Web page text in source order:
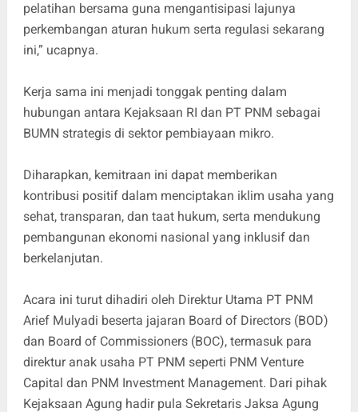
pelatihan bersama guna mengantisipasi lajunya
perkembangan aturan hukum serta regulasi sekarang
ini,” ucapnya.
Kerja sama ini menjadi tonggak penting dalam
hubungan antara Kejaksaan RI dan PT PNM sebagai
BUMN strategis di sektor pembiayaan mikro.
Diharapkan, kemitraan ini dapat memberikan
kontribusi positif dalam menciptakan iklim usaha yang
sehat, transparan, dan taat hukum, serta mendukung
pembangunan ekonomi nasional yang inklusif dan
berkelanjutan.
Acara ini turut dihadiri oleh Direktur Utama PT PNM
Arief Mulyadi beserta jajaran Board of Directors (BOD)
dan Board of Commissioners (BOC), termasuk para
direktur anak usaha PT PNM seperti PNM Venture
Capital dan PNM Investment Management. Dari pihak
Kejaksaan Agung hadir pula Sekretaris Jaksa Agung